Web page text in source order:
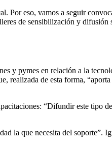
eso, vamos a seguir
de sensibilización y
y pymes en relación a la
realizada de esta forma,
“Difundir este tipo
la que necesita del soporte”.